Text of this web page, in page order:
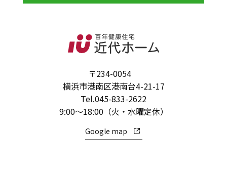
〒234-0054
横浜市港南区港南台4-21-17
Tel.045-833-2622
9:00～18:00（火・水曜定休）
Google map